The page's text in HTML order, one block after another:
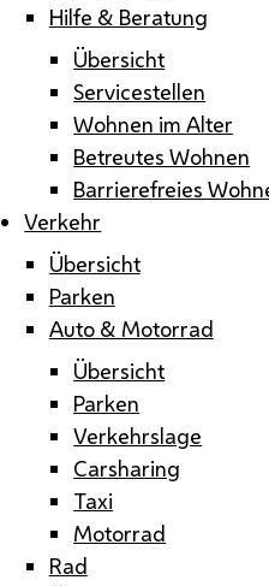
Hilfe & Beratung
Übersicht
Servicestellen
Wohnen im Alter
Betreutes Wohnen
Barrierefreies
Verkehr
Übersicht
Parken
Auto & Motorrad
Übersicht
Parken
Verkehrslage
Carsharing
Taxi
Motorrad
Rad